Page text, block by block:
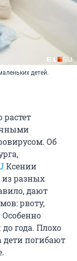
детей.
растет
Об
Ксении
разных
дают
рвоту,
года. Плохо
дети погибают